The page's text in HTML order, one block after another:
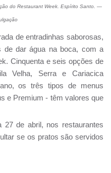
do Restaurant Week. Espírito Santo. —
de entradinhas saborosas,
de dar água na boca, com a
Cinquenta e seis opções de
Velha, Serra e Cariacica
os três tipos de menus
e Premium - têm valores que
de abril, nos restaurantes
se os pratos são servidos